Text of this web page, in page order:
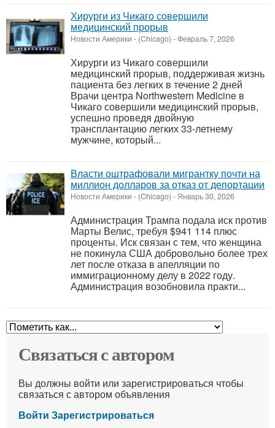
Хирурги из Чикаго совершили
медицинский прорыв
Новости Америки - (Chicago) -Февраль 7, 2026
Хирурги из Чикаго совершили
медицинский прорыв, поддерживая жизнь
пациента без легких в течение 2 дней
Врачи центра Northwestern Medicine в
Чикаго совершили медицинский прорыв,
успешно проведя двойную
трансплантацию легких 33-летнему
мужчине, который...
Власти оштрафовали мигрантку почти на
миллион долларов за отказ от депортации
Новости Америки - (Chicago) -Январь 30, 2026
Администрация Трампа подала иск против
Марты Велис, требуя $941 114 плюс
проценты. Иск связан с тем, что женщина
не покинула США добровольно более трех
лет после отказа в апелляции по
иммиграционному делу в 2022 году.
Администрация возобновила практи...
Связаться с автором
Вы должны войти или зарегистрироваться чтобы
связаться с автором объявления
Войти Зарегистрироваться